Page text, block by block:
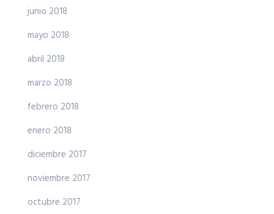
junio 2018
mayo 2018
abril 2018
marzo 2018
febrero 2018
enero 2018
diciembre 2017
noviembre 2017
octubre 2017